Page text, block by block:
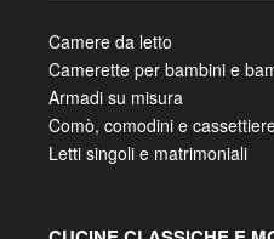
Camere da letto
Camerette per bambini e
Armadi su misura
Comò, comodini e
Letti singoli e matrimoniali